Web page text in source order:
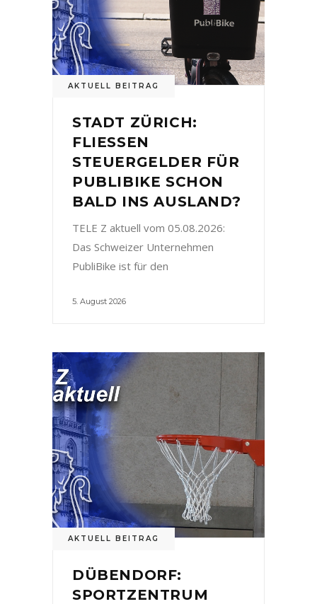
AKTUELL BEITRAG
STADT ZÜRICH:
FLIESSEN
STEUERGELDER FÜR
PUBLIBIKE SCHON
BALD INS AUSLAND?
TELE Z aktuell vom 05.08.2026:
Das Schweizer Unternehmen
PubliBike ist für den
5. August 2026
AKTUELL BEITRAG
DÜBENDORF:
SPORTZENTRUM